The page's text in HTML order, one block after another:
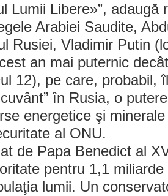
Lumii Libere»”, adaugă
Arabiei Saudite,
Rusiei, Vladimir Putin
an mai puternic
12), pe care, probabil,
în Rusia, o
energetice şi
al ONU.
de Papa Benedict al
pentru 1,1
lumii. Un